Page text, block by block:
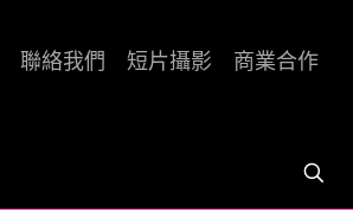
聯絡我們 短片攝影 商業合作